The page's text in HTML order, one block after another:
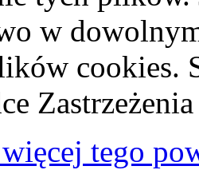
w
cookies.
tego